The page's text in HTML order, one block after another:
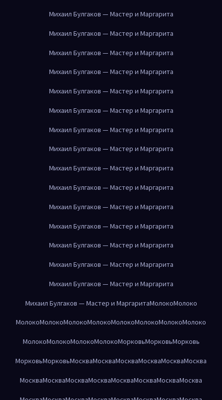
Михаил Булгаков — Мастер и Маргарита
Михаил Булгаков — Мастер и Маргарита
Михаил Булгаков — Мастер и Маргарита
Михаил Булгаков — Мастер и Маргарита
Михаил Булгаков — Мастер и Маргарита
Михаил Булгаков — Мастер и Маргарита
Михаил Булгаков — Мастер и Маргарита
Михаил Булгаков — Мастер и Маргарита
Михаил Булгаков — Мастер и Маргарита
Михаил Булгаков — Мастер и Маргарита
Михаил Булгаков — Мастер и Маргарита
Михаил Булгаков — Мастер и Маргарита
Михаил Булгаков — Мастер и Маргарита
Михаил Булгаков — Мастер и Маргарита
Михаил Булгаков — Мастер и Маргарита
Михаил Булгаков — Мастер и МаргаритаМолокоМолоко
МолокоМолокоМолокоМолокоМолокоМолокоМолокоМолоко
МолокоМолокоМолокоМолокоМорковьМорковьМорковь
МорковьМорковьМоскваМоскваМоскваМоскваМоскваМосква
МоскваМоскваМоскваМоскваМоскваМоскваМоскваМосква